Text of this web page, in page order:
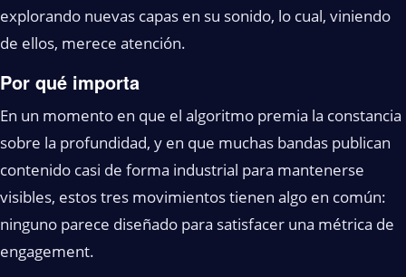
explorando nuevas capas en su sonido, lo cual, viniendo
de ellos, merece atención.
Por qué importa
En un momento en que el algoritmo premia la constancia
sobre la profundidad, y en que muchas bandas publican
contenido casi de forma industrial para mantenerse
visibles, estos tres movimientos tienen algo en común:
ninguno parece diseñado para satisfacer una métrica de
engagement.